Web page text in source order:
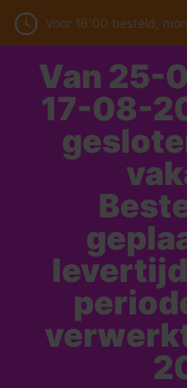
Voor 16:00 besteld,
Van 25-
17-08-